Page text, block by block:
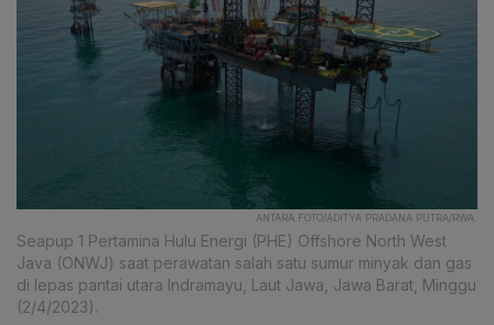
ANTARA FOTO/ADITYA PRADANA PUTRA/RWA.
Seapup 1 Pertamina Hulu Energi (PHE) Offshore North West
Java (ONWJ) saat perawatan salah satu sumur minyak dan gas
di lepas pantai utara Indramayu, Laut Jawa, Jawa Barat, Minggu
(2/4/2023).